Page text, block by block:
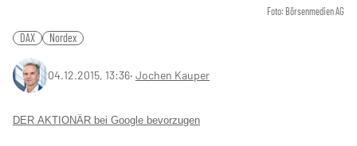
Foto: Börsenmedien AG
DAX Nordex
04.12.2015, 13:36‧ Jochen Kauper
DER AKTIONÄR bei Google bevorzugen